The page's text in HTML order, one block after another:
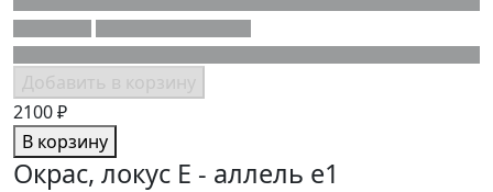
2100 ₽
В корзину
Окрас, локус E - аллель e1